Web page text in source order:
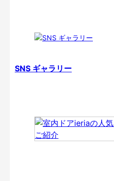
SNS ギャラリー